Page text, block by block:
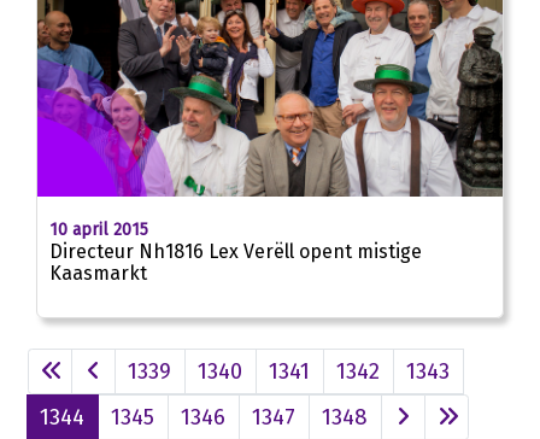
10 april 2015
Directeur Nh1816 Lex Verëll opent mistige
Kaasmarkt
1339 1340 1341 1342
1343
1344
1345 1346 1347 1348